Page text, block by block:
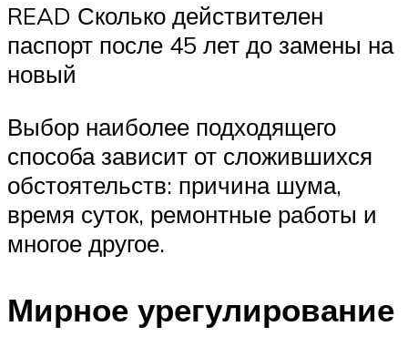
READ Сколько действителен
паспорт после 45 лет до замены на
новый
Выбор наиболее подходящего
способа зависит от сложившихся
обстоятельств: причина шума,
время суток, ремонтные работы и
многое другое.
Мирное урегулирование